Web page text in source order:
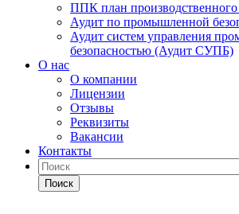
ППК план производственного
Аудит по промышленной
Аудит систем управления
безопасностью (Аудит СУПБ)
О нас
О компании
Лицензии
Отзывы
Реквизиты
Вакансии
Контакты
Поиск